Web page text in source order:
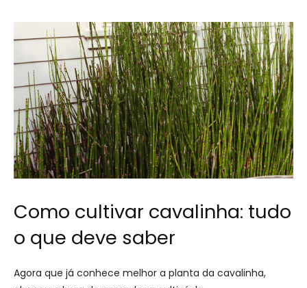
Como cultivar cavalinha: tudo
o que deve saber
Agora que já conhece melhor a planta da cavalinha,